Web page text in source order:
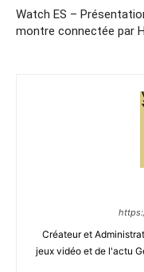
Watch ES –
montre connectée par
Créateur et
jeux vidéo et de l'actu